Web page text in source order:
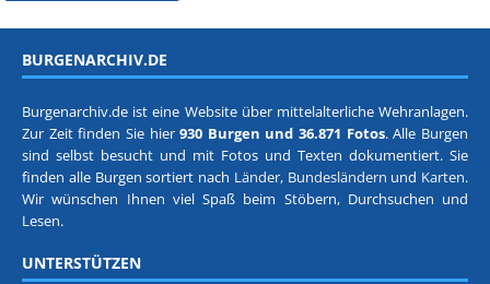
BURGENARCHIV.DE
Burgenarchiv.de ist eine Website über mittelalterliche Wehranlagen.
Zur Zeit finden Sie hier930 Burgen und 36.871 Fotos. Alle Burgen
sind selbst besucht und mit Fotos und Texten dokumentiert. Sie
finden alle Burgen sortiert nach Länder, Bundesländern und Karten.
Wir wünschen Ihnen viel Spaß beim Stöbern, Durchsuchen und
Lesen.
UNTERSTÜTZEN